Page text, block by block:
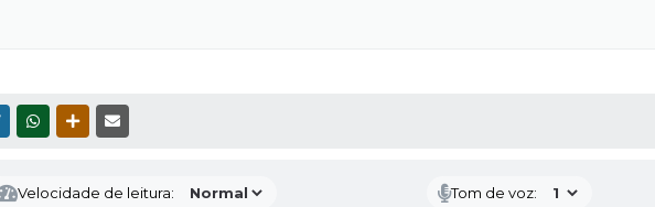
TWITTERWHATSAPPOUTRAS MÍDIAS
Velocidade de leitura: Tom de voz: